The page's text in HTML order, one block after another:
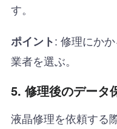
す。
ポイント: 修理にか
業者を選ぶ。
5. 修理後のデータ
液晶修理を依頼する